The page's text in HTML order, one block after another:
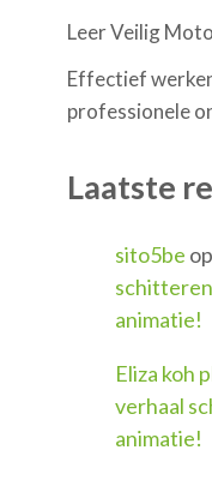
Leer Veilig
Effectief
professionele
Laatste
sito5be op
animatie!
Eliza koh
verhaal
animatie!